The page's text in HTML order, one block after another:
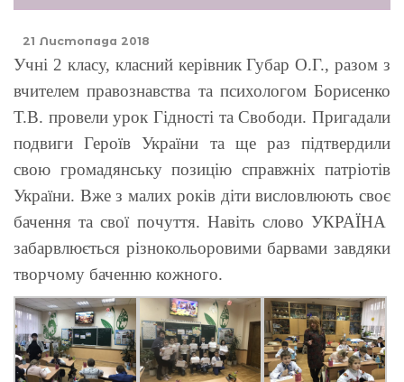
21 Листопада 2018
Учні 2 класу, класний керівник Губар О.Г., разом з
вчителем правознавства та психологом Борисенко
Т.В. провели урок Гідності та Свободи. Пригадали
подвиги Героїв України та ще раз підтвердили
свою громадянську позицію справжніх патріотів
України. Вже з малих років діти висловлюють своє
бачення та свої почуття. Навіть слово УКРАЇНА
забарвлюється різнокольоровими барвами завдяки
творчому баченню кожного.